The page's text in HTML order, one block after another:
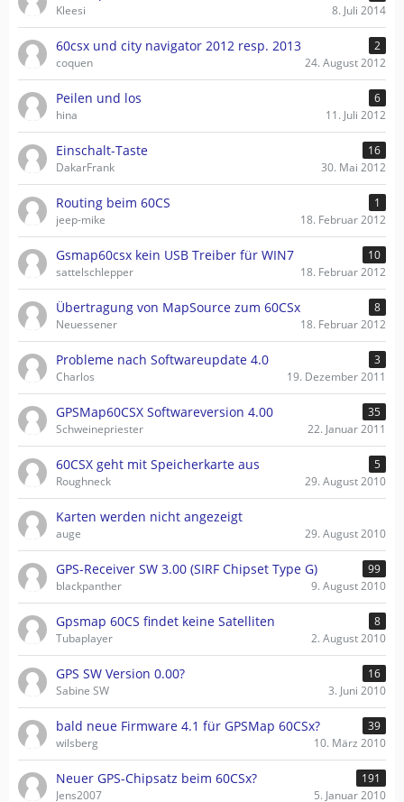
Kleesi
8. Juli 2014
60csx und city navigator 2012 resp. 2013
2
coquen
24. August 2012
Peilen und los
6
hina
11. Juli 2012
Einschalt-Taste
16
DakarFrank
30. Mai 2012
Routing beim 60CS
1
jeep-mike
18. Februar 2012
Gsmap60csx kein USB Treiber für WIN7
10
sattelschlepper
18. Februar 2012
Übertragung von MapSource zum 60CSx
8
Neuessener
18. Februar 2012
Probleme nach Softwareupdate 4.0
3
Charlos
19. Dezember 2011
GPSMap60CSX Softwareversion 4.00
35
Schweinepriester
22. Januar 2011
60CSX geht mit Speicherkarte aus
5
Roughneck
29. August 2010
Karten werden nicht angezeigt
auge 29. August 2010
GPS-Receiver SW 3.00 (SIRF Chipset Type G)
99
blackpanther
9. August 2010
Gpsmap 60CS findet keine Satelliten
8
Tubaplayer
2. August 2010
GPS SW Version 0.00?
16
Sabine SW
3. Juni 2010
bald neue Firmware 4.1 für GPSMap 60CSx?
39
wilsberg
10. März 2010
Neuer GPS-Chipsatz beim 60CSx?
191
Jens2007
5. Januar 2010